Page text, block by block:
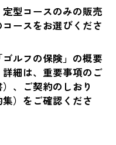
定型コースのみの販売
ースをお選びくださ
ルフの保険」の概要
細は、重要事項のご
、ご契約のしおり
集）をご確認くださ